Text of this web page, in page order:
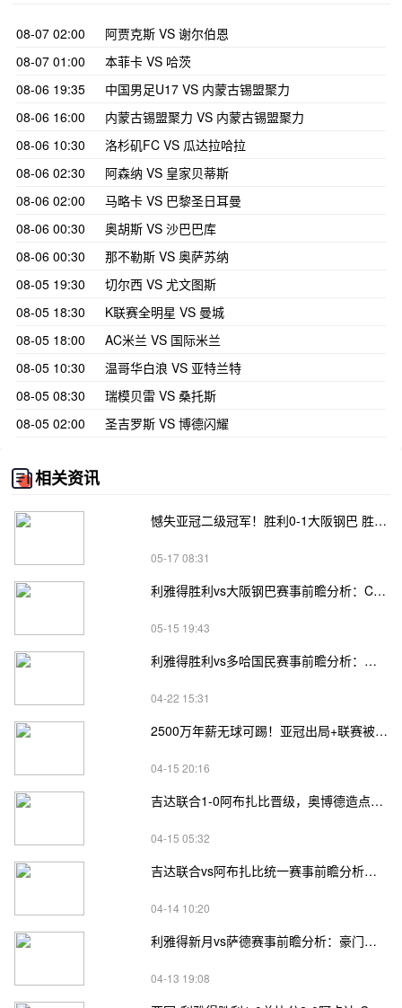
08-07 02:00
阿贾克斯 VS 谢尔伯恩
08-07 01:00
本菲卡 VS 哈茨
08-06 19:35
中国男足U17 VS 内蒙古锡盟聚力
08-06 16:00
内蒙古锡盟聚力 VS 内蒙古锡盟聚力
08-06 10:30
洛杉矶FC VS 瓜达拉哈拉
08-06 02:30
阿森纳 VS 皇家贝蒂斯
08-06 02:00
马略卡 VS 巴黎圣日耳曼
08-06 00:30
奥胡斯 VS 沙巴巴库
08-06 00:30
那不勒斯 VS 奥萨苏纳
08-05 19:30
切尔西 VS 尤文图斯
08-05 18:30
K联赛全明星 VS 曼城
08-05 18:00
AC米兰 VS 国际米兰
08-05 10:30
温哥华白浪 VS 亚特兰特
08-05 08:30
瑞模贝雷 VS 桑托斯
08-05 02:00
圣吉罗斯 VS 博德闪耀
相关资讯
憾失亚冠二级冠军！胜利0-1大阪钢巴 胜利20射门未果菲利克斯中柱
05-17 08:31
利雅得胜利vs大阪钢巴赛事前瞻分析：C罗率残阵冲沙特首冠，钢巴死守抗豪门
05-15 19:43
利雅得胜利vs多哈国民赛事前瞻分析：豪门强攻对决劲旅反击
04-22 15:31
2500万年薪无球可踢！亚冠出局+联赛被撤报名 努涅斯赛季提前结束
04-15 20:16
吉达联合1-0阿布扎比晋级，奥博德造点，法比尼奥绝杀
04-15 05:32
吉达联合vs阿布扎比统一赛事前瞻分析：海湾双雄对决，传控VS反击定晋级走向
04-14 10:20
利雅得新月vs萨德赛事前瞻分析：豪门对决定晋级，伤病博弈与战术对冲成关键
04-13 19:08